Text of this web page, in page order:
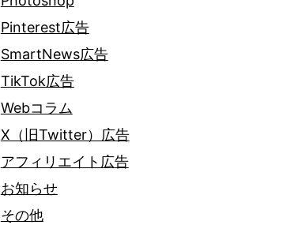
Pinterest広告
SmartNews広告
TikTok広告
Webコラム
X（旧Twitter）広告
アフィリエイト広告
お知らせ
その他